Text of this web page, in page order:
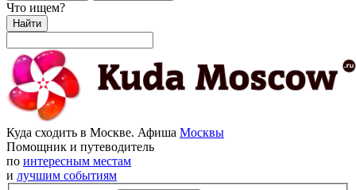
Что ищем?
Найти
Куда сходить в Москве. Афиша Москвы
Помощник и путеводитель
по интересным местам
и лучшим событиям